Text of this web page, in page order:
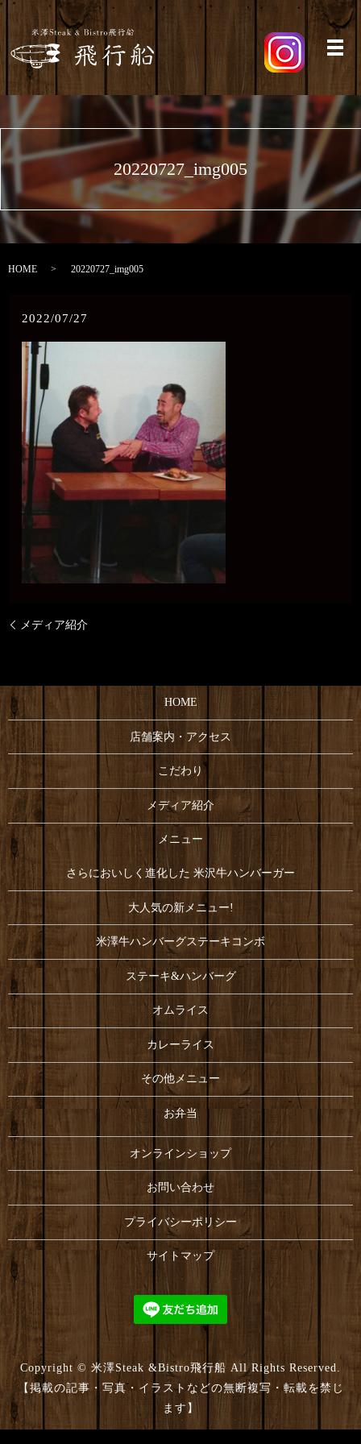
メ
20220727_img005
HOME 20220727_img005
2022/07/27
メディア紹介
HOME
店舗案内・アクセス
こだわり
メディア紹介
メニュー
さらにおいしく進化した 米沢牛ハンバーガー
大人気の新メニュー!
米澤牛ハンバーグステーキコンボ
ステーキ&ハンバーグ
オムライス
カレーライス
その他メニュー
お弁当
オンラインショップ
お問い合わせ
プライバシーポリシー
サイトマップ
Copyright © 米澤Steak &Bistro飛行船 All Rights Reserved.
【掲載の記事・写真・イラストなどの無断複写・転載を禁じ
ます】